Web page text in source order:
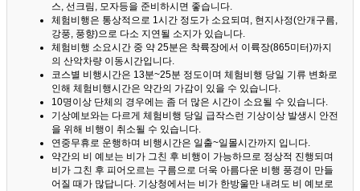
스, 선크림, 모자등을 준비하시면 좋습니다.
체험비행은 통상적으로 1시간 정도가 소요되며, 현지사정(안개구름,
강풍, 풍향)으로 다소 지연될 소지가 있습니다.
체험비행 소요시간 중 약 25분은 착륙장에서 이륙장(865미터)까지
의 산악차량 이동시간입니다.
코스별 비행시간은 13분~25분 정도이며 체험비행 당일 기류 변화로
인해 체험비행시간은 약간의 가감이 있을 수 있습니다.
10명이상 단체의 경우에는 좀 더 많은 시간이 소요될 수 있습니다.
기상예보와는 다르게 체험비행 당일 급작스런 기상이상 발생시 안전
을 위해 비행이 취소될 수 있습니다.
연중무휴로 운행하며 비행시간은 일출~일몰시간까지 입니다.
약간의 비 예보는 비가 그친 후 비행이 가능하므로 정상적 진행되며
비가 그친 후 피어오르는 구름으로 더욱 아름다운 비행 풍경이 만들
어질 때가 많답니다. 기상청에서는 비가 한방울만 내려도 비 예보로